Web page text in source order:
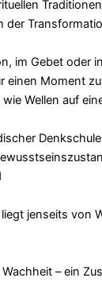
der
im Gebet oder
einen Moment
Wellen auf
jenseits von
– ein